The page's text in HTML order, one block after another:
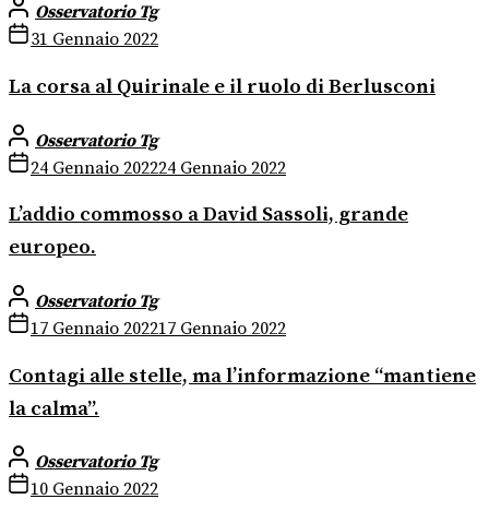
Osservatorio Tg
31 Gennaio 2022
La corsa al Quirinale e il ruolo di Berlusconi
Osservatorio Tg
24 Gennaio 202224 Gennaio 2022
L’addio commosso a David Sassoli, grande
europeo.
Osservatorio Tg
17 Gennaio 202217 Gennaio 2022
Contagi alle stelle, ma l’informazione “mantiene
la calma”.
Osservatorio Tg
10 Gennaio 2022